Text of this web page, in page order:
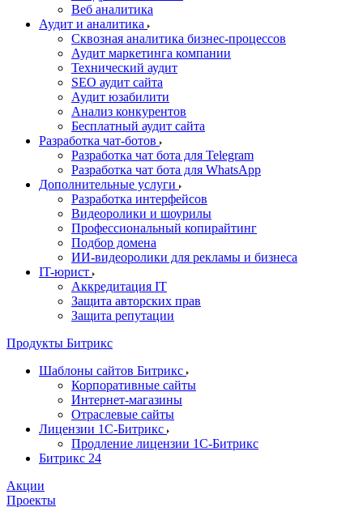
Веб аналитика
Аудит и аналитика
Сквозная аналитика бизнес-процессов
Аудит маркетинга компании
Технический аудит
SEO аудит сайта
Аудит юзабилити
Анализ конкурентов
Бесплатный аудит сайта
Разработка чат-ботов
Разработка чат бота для Telegram
Разработка чат бота для WhatsApp
Дополнительные услуги
Разработка интерфейсов
Видеоролики и шоурилы
Профессиональный копирайтинг
Подбор домена
ИИ-видеоролики для рекламы и бизнеса
IT-юрист
Аккредитация IT
Защита авторских прав
Защита репутации
Продукты Битрикс
Шаблоны сайтов Битрикс
Корпоративные сайты
Интернет-магазины
Отраслевые сайты
Лицензии 1С-Битрикс
Продление лицензии 1С-Битрикс
Битрикс 24
Акции
Проекты